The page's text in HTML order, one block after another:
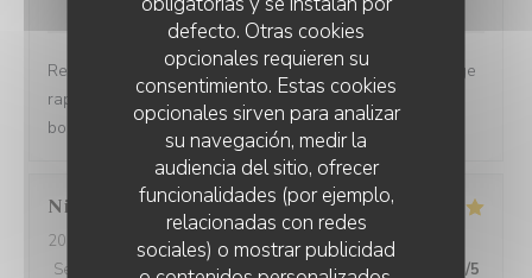
defecto. Otras cookies
opcionales requieren su
consentimiento. Estas cookies
opcionales sirven para analizar
su navegación, medir la
audiencia del sitio, ofrecer
funcionalidades (por ejemplo,
relacionadas con redes
sociales) o mostrar publicidad
Restaurant tendance Accueil chaleureux Prise en charge
rapide Bon rapport qualité/prix Assiettes copieuses et
bons produits
Nicolas
2026-08-04
- 13:30 - Invitados 4
Servicio
/5 Ambiente:5/5 Menú: 5/5 Calidad / Precio /5